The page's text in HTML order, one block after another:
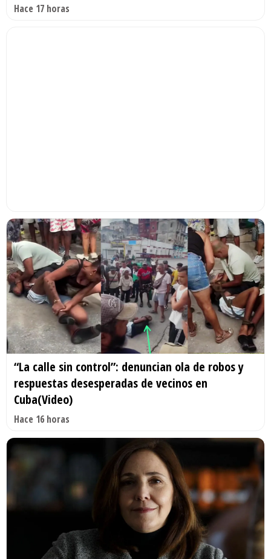
Hace 17 horas
“La calle sin control”: denuncian ola de robos y
respuestas desesperadas de vecinos en
Cuba(Video)
Hace 16 horas